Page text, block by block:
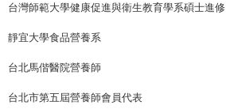
台灣師範大學健康促進與衛生教育學系碩士進修
靜宜大學食品營養系
台北馬偕醫院營養師
台北市第五屆營養師會員代表